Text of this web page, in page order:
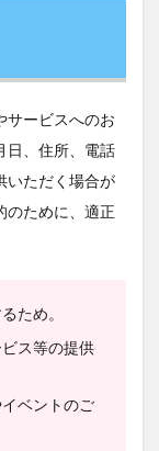
サービスへのお
日、住所、電話
いただく場合が
のために、適正
ため。
ス等の提供
ベントのご